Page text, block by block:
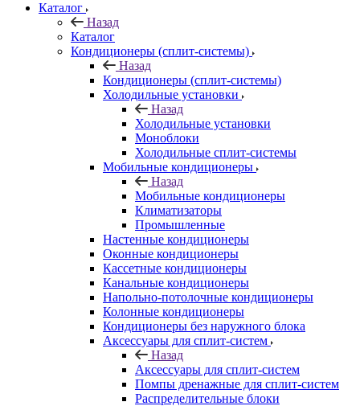
Каталог
Назад
Каталог
Кондиционеры (сплит-системы)
Назад
Кондиционеры (сплит-системы)
Холодильные установки
Назад
Холодильные установки
Моноблоки
Холодильные сплит-системы
Мобильные кондиционеры
Назад
Мобильные кондиционеры
Климатизаторы
Промышленные
Настенные кондиционеры
Оконные кондиционеры
Кассетные кондиционеры
Канальные кондиционеры
Напольно-потолочные кондиционеры
Колонные кондиционеры
Кондиционеры без наружного блока
Аксессуары для сплит-систем
Назад
Аксессуары для сплит-систем
Помпы дренажные для сплит-систем
Распределительные блоки